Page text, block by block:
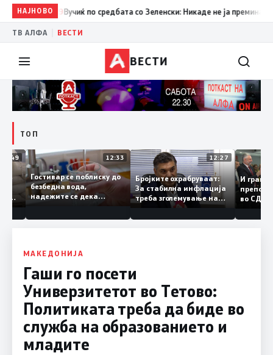
НАЈНОВО
12:59Вучиќ по средбата со Зеленски: Никаде не ја преминав
ТВ АЛФА ВЕСТИ
ВЕСТИ
ТОП
12:49 12:33
Гостивар се поблиску до
безбедна вода,
надежите се дека
12:27
Бројките охрабруваат:
За стабилна инфлација
треба зголемување на
домашното
И
во
МАКЕДОНИЈА
Гаши го посети
Универзитетот во Тетово:
Политиката треба да биде во
служба на образованието и
младите